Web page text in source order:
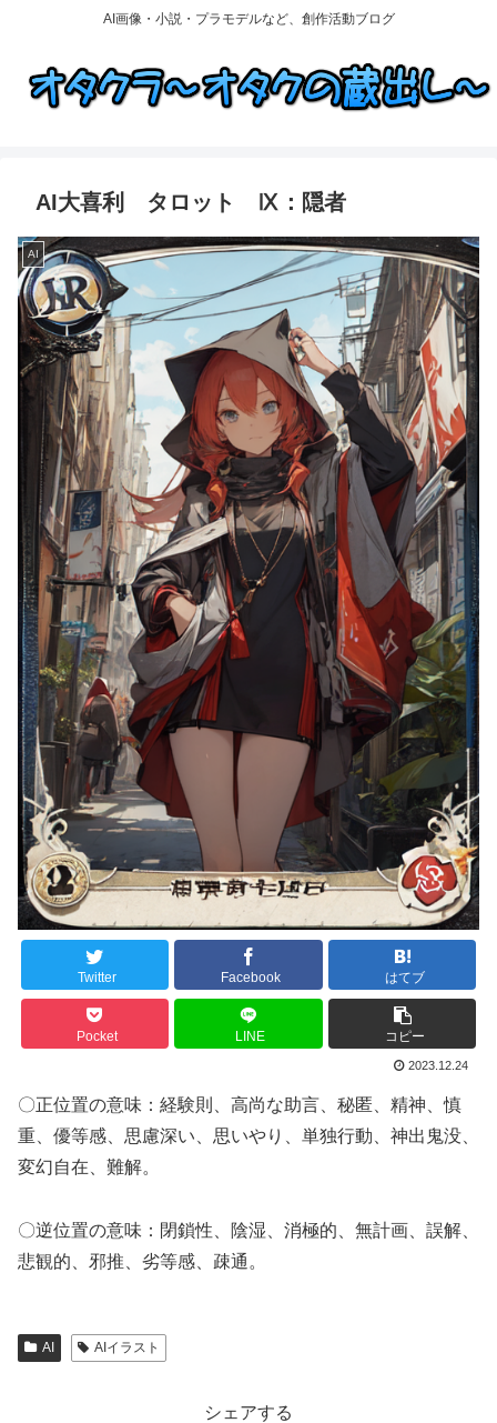
AI画像・小説・プラモデルなど、創作活動ブログ
AI大喜利 タロット Ⅸ：隠者
AI
Twitter Facebook はてブ
Pocket LINE コピー
2023.12.24
〇正位置の意味：経験則、高尚な助言、秘匿、精神、慎
重、優等感、思慮深い、思いやり、単独行動、神出鬼没、
変幻自在、難解。
〇逆位置の意味：閉鎖性、陰湿、消極的、無計画、誤解、
悲観的、邪推、劣等感、疎通。
AI AIイラスト
シェアする